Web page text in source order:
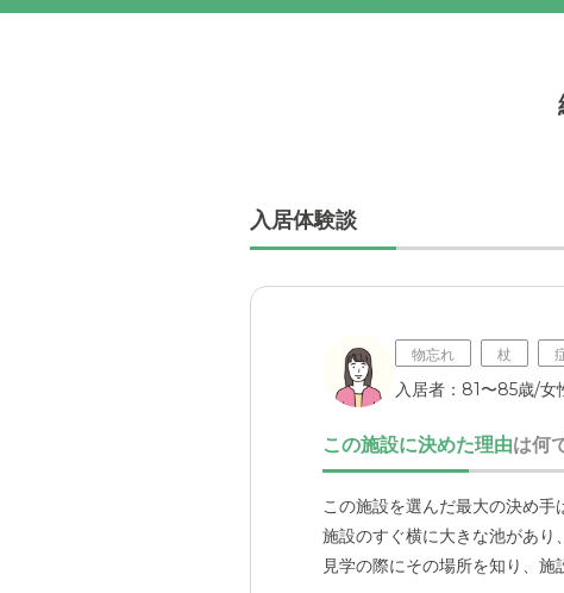
入居体験談
物忘れ 杖
入居者：81〜85歳/女
この施設に決めた理由は何
この施設を選んだ最大の決め手
施設のすぐ横に大きな池があり
見学の際にその場所を知り、施